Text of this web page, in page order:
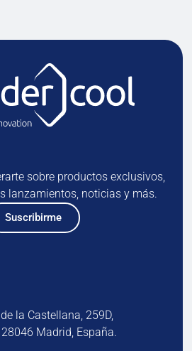
la Castellana, 259D,
Madrid, España.
sobre productos exclusivos,
lanzamientos, noticias y más.
Suscribirme